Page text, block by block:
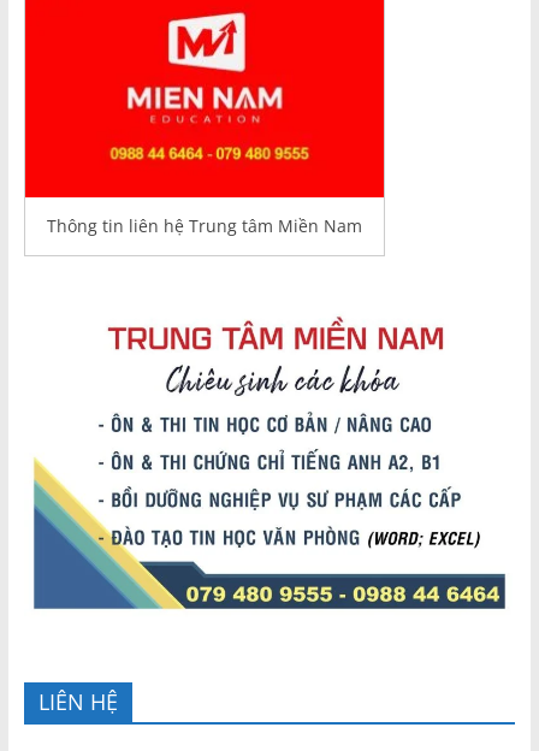
Thông tin liên hệ Trung tâm Miền Nam
LIÊN HỆ